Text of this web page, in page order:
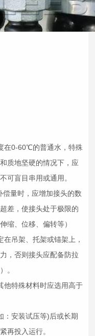
在0-60℃的普通水，特殊
质地坚硬的情况下，应
可盲目串用或通用。
偿量时，应增加接头的数
差，使接头处于极限的
缩、位移、偏转等）
吊架、托架或锚架上，
，否则接头应配备防拉
。
他特殊材料时应选用高于
：安装试压等)后或长期
再投入运行。